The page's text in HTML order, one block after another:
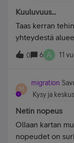
Kuuluvuus...
Taas kerran
yhteydestä
sanottiin että
valituksia
edellisellä
sitten, Tätäkö tämä nyt sitten on että sinne vaan
pöydälle
0 6 A 11
M
migration
Kysy ja
Netin nopeus
Ollaan kartan
nopeudet on